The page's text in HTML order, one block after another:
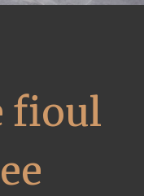
fioul